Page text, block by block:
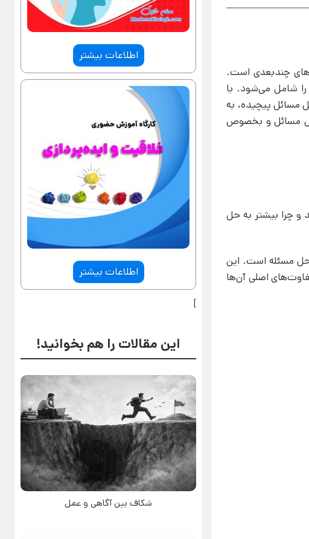
چندبعدی است.
شامل می‌شود. با
مسائل پیچیده، به
مسائل و بخصوص
و چرا بیشتر به حل
حل مسئله است. این
اصلی آن‌ها
اطلاعات بیشتر
اطلاعات بیشتر
]
این مقالات را هم بخوانید!
شکاف بین آگاهی و عمل